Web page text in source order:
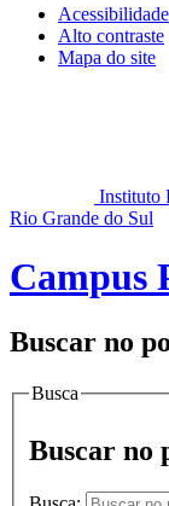
Acessibilidade
Alto contraste
Mapa do site
Instituto
Rio Grande do Sul
Campus
Buscar no
Busca
Buscar no